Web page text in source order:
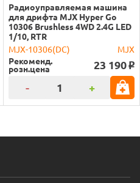
Радиоуправляемая машина
для дрифта MJX Hyper Go
10306 Brushless 4WD 2.4G LED
1/10, RTR
MJX-10306(DC)
MJX
Рекоменд.
розн.цена 23 190 o
- +